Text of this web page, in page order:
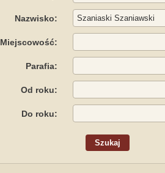
Nazwisko:
Miejscowość:
Parafia:
Od roku:
Do roku: